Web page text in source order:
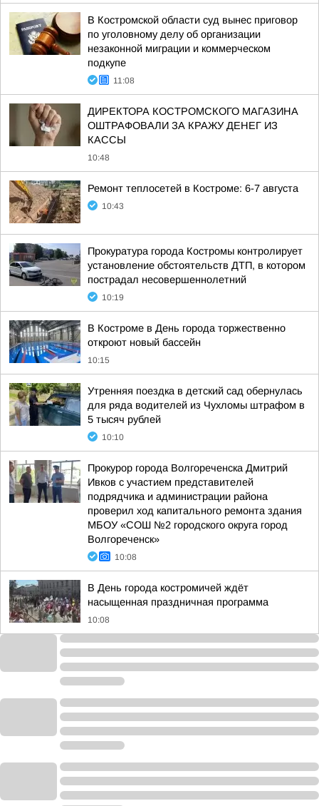
В Костромской области суд вынес приговор
по уголовному делу об организации
незаконной миграции и коммерческом
подкупе
11:08
ДИРЕКТОРА КОСТРОМСКОГО МАГАЗИНА
ОШТРАФОВАЛИ ЗА КРАЖУ ДЕНЕГ ИЗ
КАССЫ
10:48
Ремонт теплосетей в Костроме: 6-7 августа
10:43
Прокуратура города Костромы контролирует
установление обстоятельств ДТП, в котором
пострадал несовершеннолетний
10:19
В Костроме в День города торжественно
откроют новый бассейн
10:15
Утренняя поездка в детский сад обернулась
для ряда водителей из Чухломы штрафом в
5 тысяч рублей
10:10
Прокурор города Волгореченска Дмитрий
Ивков с участием представителей
подрядчика и администрации района
проверил ход капитального ремонта здания
МБОУ «СОШ №2 городского округа город
Волгореченск»
10:08
В День города костромичей ждёт
насыщенная праздничная программа
10:08